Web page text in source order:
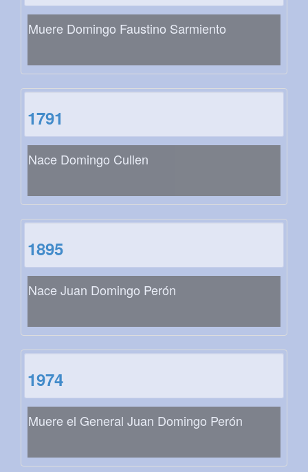
Muere Domingo Faustino Sarmiento
1791
Nace Domingo Cullen
1895
Nace Juan Domingo Perón
1974
Muere el General Juan Domingo Perón